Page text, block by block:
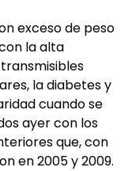
exceso de peso
la alta
la diabetes y
cuando se
ayer con los
que, con
en 2005 y 2009.